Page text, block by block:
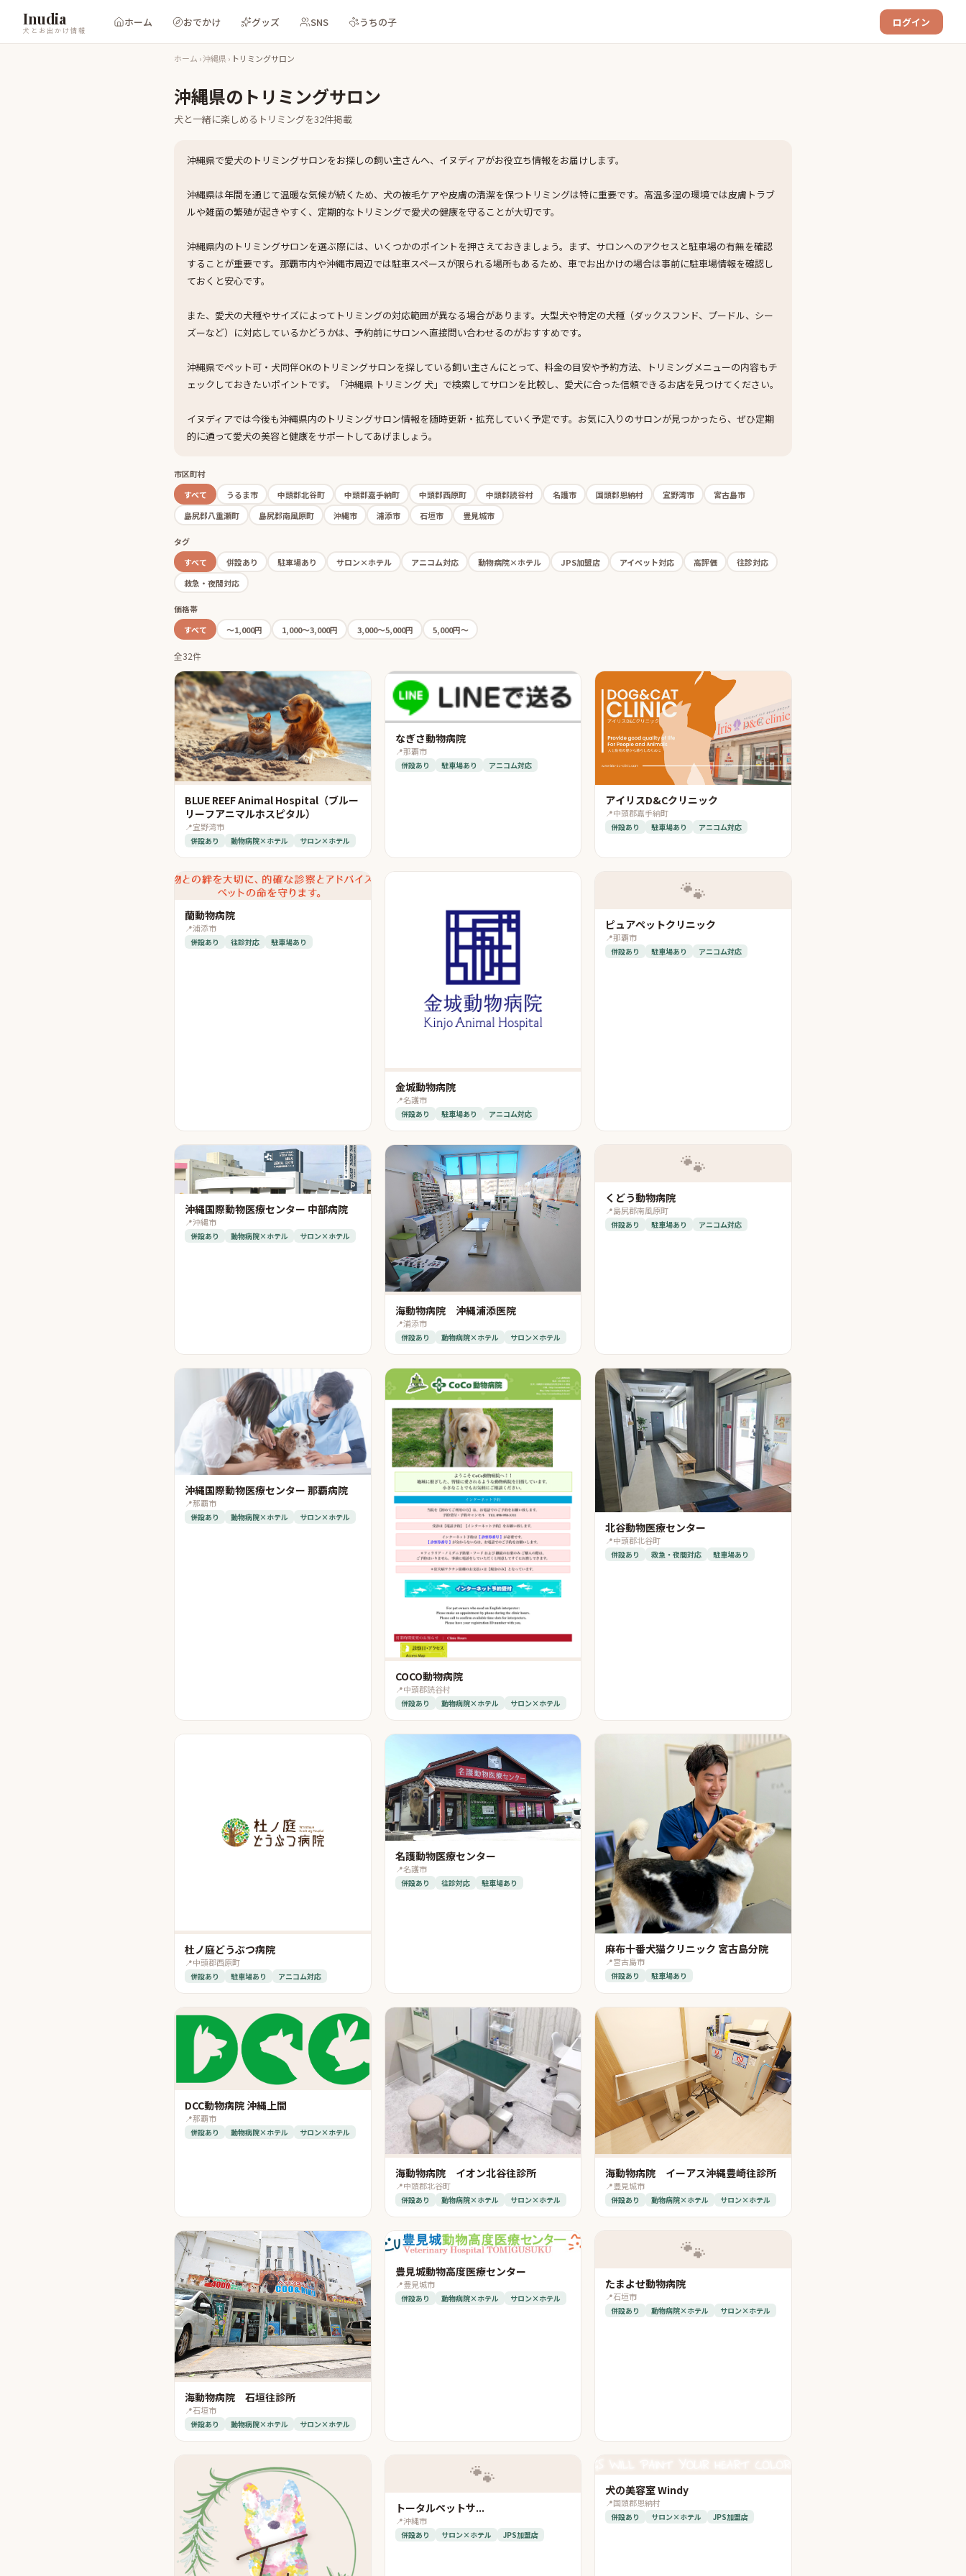
Inudia
犬とお出かけ情報
ホーム おでかけ グッズ SNS うちの子 ログイン
ホーム ›沖縄県› トリミングサロン
沖縄県の トリミングサロン
犬と一緒に楽しめる トリミングを32件掲載
沖縄県で愛犬のトリミングサロンをお探しの飼い主さんへ、イヌディアがお役立ち情報をお届けします。
沖縄県は年間を通じて温暖な気候が続くため、犬の被毛ケアや皮膚の清潔を保つトリミングは特に重要です。高温多湿の環境では皮膚トラブ
ルや雑菌の繁殖が起きやすく、定期的なトリミングで愛犬の健康を守ることが大切です。
沖縄県内のトリミングサロンを選ぶ際には、いくつかのポイントを押さえておきましょう。まず、サロンへのアクセスと駐車場の有無を確認
することが重要です。那覇市内や沖縄市周辺では駐車スペースが限られる場所もあるため、車でお出かけの場合は事前に駐車場情報を確認し
ておくと安心です。
また、愛犬の犬種やサイズによってトリミングの対応範囲が異なる場合があります。大型犬や特定の犬種（ダックスフンド、プードル、シー
ズーなど）に対応しているかどうかは、予約前にサロンへ直接問い合わせるのがおすすめです。
沖縄県でペット可・犬同伴OKのトリミングサロンを探している飼い主さんにとって、料金の目安や予約方法、トリミングメニューの内容もチ
ェックしておきたいポイントです。「沖縄県 トリミング 犬」で検索してサロンを比較し、愛犬に合った信頼できるお店を見つけてください。
イヌディアでは今後も沖縄県内のトリミングサロン情報を随時更新・拡充していく予定です。お気に入りのサロンが見つかったら、ぜひ定期
的に通って愛犬の美容と健康をサポートしてあげましょう。
市区町村
すべて
うるま市 中頭郡北谷町 中頭郡嘉手納町 中頭郡西原町 中頭郡読谷村 名護市 国頭郡恩納村 宜野湾市
宮古島市
島尻郡八重瀬町
島尻郡南風原町 沖縄市 浦添市 石垣市 豊見城市
タグ
すべて
併設あり 駐車場あり サロン×ホテル アニコム対応 動物病院×ホテル JPS加盟店 アイペット対応 高評価
往診対応
救急・夜間対応
価格帯
すべて
〜1,000円 1,000〜3,000円 3,000〜5,000円 5,000円〜
全32件
BLUE REEF Animal Hospital（ブルー
リーフアニマルホスピタル）
📍宜野湾市
併設あり 動物病院×ホテル サロン×ホテル
なぎさ動物病院
📍那覇市
併設あり 駐車場あり アニコム対応
アイリスD&Cクリニック
📍中頭郡嘉手納町
併設あり 駐車場あり アニコム対応
蘭動物病院
📍浦添市
併設あり 往診対応 駐車場あり
金城動物病院
📍名護市
併設あり 駐車場あり アニコム対応
🐾
ピュアペットクリニック
📍那覇市
併設あり 駐車場あり アニコム対応
沖縄国際動物医療センター 中部病院
📍沖縄市
併設あり 動物病院×ホテル サロン×ホテル
海動物病院 沖縄浦添医院
📍浦添市
併設あり 動物病院×ホテル サロン×ホテル
🐾
くどう動物病院
📍島尻郡南風原町
併設あり 駐車場あり アニコム対応
沖縄国際動物医療センター 那覇病院
📍那覇市
併設あり 動物病院×ホテル サロン×ホテル
COCO動物病院
📍中頭郡読谷村
併設あり 動物病院×ホテル サロン×ホテル
北谷動物医療センター
📍中頭郡北谷町
併設あり 救急・夜間対応 駐車場あり
杜ノ庭どうぶつ病院
📍中頭郡西原町
併設あり 駐車場あり アニコム対応
名護動物医療センター
📍名護市
併設あり 往診対応 駐車場あり
麻布十番犬猫クリニック 宮古島分院
📍宮古島市
併設あり 駐車場あり
DCC動物病院 沖縄上間
📍那覇市
併設あり 動物病院×ホテル サロン×ホテル
海動物病院 イオン北谷往診所
📍中頭郡北谷町
併設あり 動物病院×ホテル サロン×ホテル
海動物病院 イーアス沖縄豊崎往診所
📍豊見城市
併設あり 動物病院×ホテル サロン×ホテル
海動物病院 石垣往診所
📍石垣市
併設あり 動物病院×ホテル サロン×ホテル
豊見城動物高度医療センター
📍豊見城市
併設あり 動物病院×ホテル サロン×ホテル
🐾
たまよせ動物病院
📍石垣市
併設あり 動物病院×ホテル サロン×ホテル
🐾
トータルペットサ...
📍沖縄市
併設あり サロン×ホテル JPS加盟店
犬の美容室 Windy
📍国頭郡恩納村
併設あり サロン×ホテル JPS加盟店